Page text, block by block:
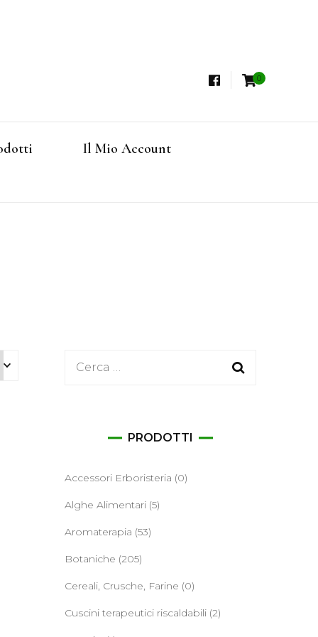
Tisane Terapeutiche Esclusive, Tè Pregiati
0
Il Mio Account
Ricerca
PRODOTTI
Accessori Erboristeria (0)
Alghe Alimentari (5)
Aromaterapia (53)
Botaniche (205)
Cereali, Crusche, Farine (0)
Cuscini terapeutici riscaldabili (2)